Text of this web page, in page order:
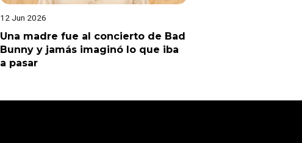
12 Jun 2026
Una madre fue al concierto de Bad
Bunny y jamás imaginó lo que iba
a pasar